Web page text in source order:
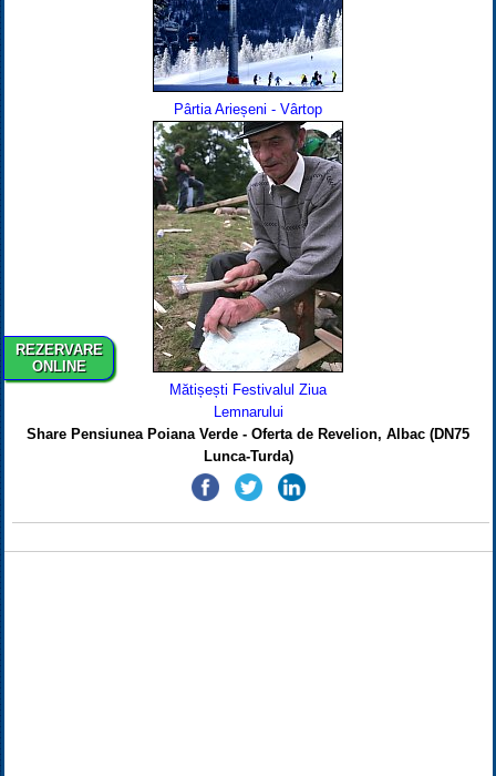
REZERVARE
ONLINE
Pârtia Arieșeni - Vârtop
Mătișești Festivalul Ziua
Lemnarului
Share Pensiunea Poiana Verde - Oferta de Revelion, Albac (DN75
Lunca-Turda)